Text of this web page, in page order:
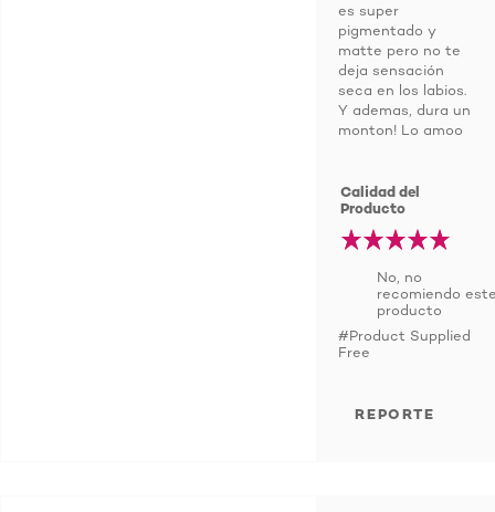
es super
pigmentado y
matte pero no te
deja sensación
seca en los labios.
Y ademas, dura un
monton! Lo amoo
Calidad del
Producto
No, no
recomiendo
producto
#Product Supplied
Free
REPORTE